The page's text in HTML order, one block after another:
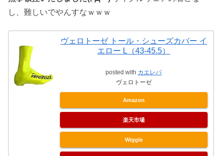
し、難しいでやんすなｗｗｗ
ヴェロトーゼ トール・シューズカバー イ
エロー L（43-45.5）
posted with カエレバ
ヴェロトーゼ
Amazon
楽天市場
Wiggle